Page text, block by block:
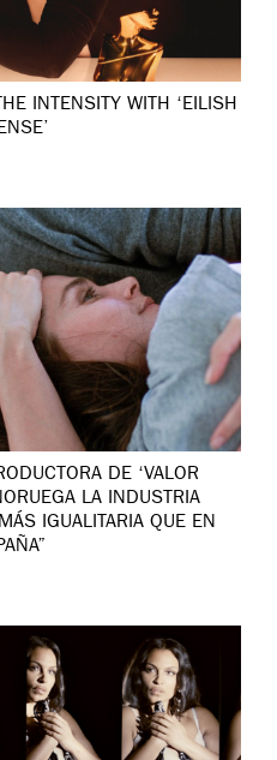
INTENSITY WITH ‘EILISH
DE ‘VALOR
LA INDUSTRIA
IGUALITARIA QUE EN